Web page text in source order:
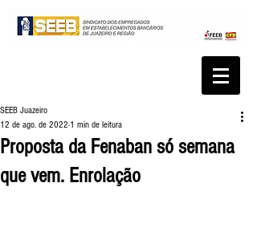
Proposta da Fenaban só semana
que vem. Enrolação
SEEB Juazeiro
12 de ago. de 2022 1 min de leitura